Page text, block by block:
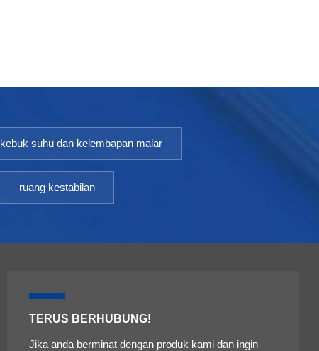
kebuk suhu dan kelembapan malar
ruang kestabilan
TERUS BERHUBUNG!
Jika anda berminat dengan produk kami dan ingin